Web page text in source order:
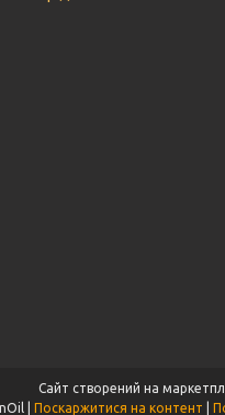
Сайт створений на
Поскаржитися на контент